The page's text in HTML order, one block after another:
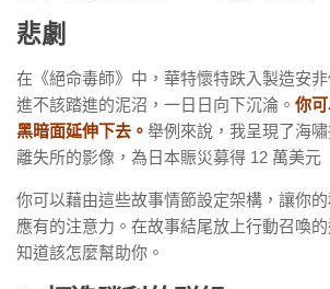
悲劇
在《絕命毒師》中，華特懷特跌入製造安
進不該踏進的泥沼，一日日向下沉淪。 你
黑暗面延伸下去。 舉例來說，我呈現了海
離失所的影像，為日本賑災募得 12 萬美元
你可以藉由這些故事情節設定架構，讓你
應有的注意力。在故事結尾放上行動召喚
知道該怎麼幫助你。